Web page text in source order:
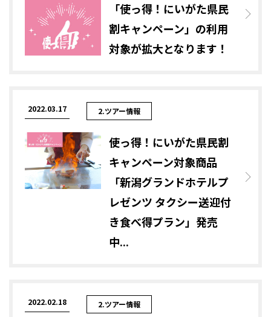
「使っ得！にいがた県民
割キャンペーン」の利用
対象が拡大となります！
2022.03.17 2.ツアー情報
使っ得！にいがた県民割
キャンペーン対象商品
「新潟グランドホテルプ
レゼンツ タクシー送迎付
き食べ得プラン」発売
中...
2022.02.18 2.ツアー情報